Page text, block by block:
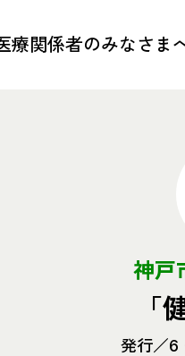
療関係者のみなさま
神戸
「
発行／6